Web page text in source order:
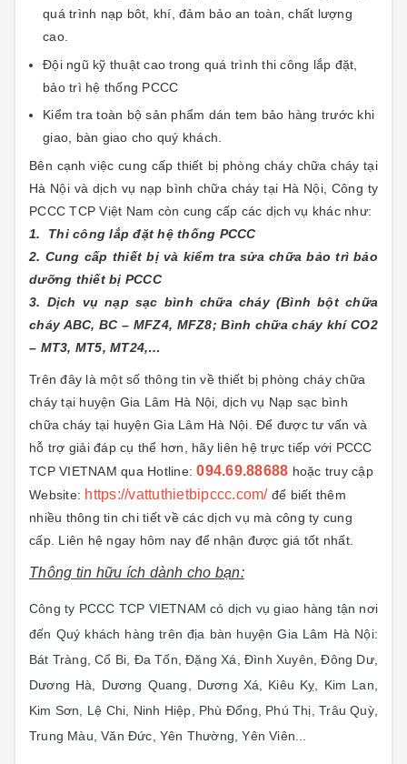
quá trình nạp bôt, khí, đảm bảo an toàn, chất lượng
cao.
Đội ngũ kỹ thuật cao trong quá trình thi công lắp đặt,
bảo trì hệ thống PCCC
Kiểm tra toàn bộ sản phẩm dán tem bảo hàng trước khi
giao, bàn giao cho quý khách.
Bên cạnh việc cung cấp thiết bị phòng cháy chữa cháy tại
Hà Nội và dịch vụ nạp bình chữa cháy tại Hà Nội, Công ty
PCCC TCP Việt Nam còn cung cấp các dịch vụ khác như:
1. Thi công lắp đặt hệ thống PCCC
2. Cung cấp thiết bị và kiểm tra sửa chữa bảo trì bảo
dưỡng thiết bị PCCC
3. Dịch vụ nạp sạc bình chữa cháy (Bình bột chữa
cháy ABC, BC – MFZ4, MFZ8; Bình chữa cháy khí CO2
– MT3, MT5, MT24,…
Trên đây là một số thông tin về thiết bị phòng cháy chữa
cháy tại huyện Gia Lâm Hà Nội, dịch vụ Nạp sạc bình
chữa cháy tại huyện Gia Lâm Hà Nội. Để được tư vấn và
hỗ trợ giải đáp cụ thể hơn, hãy liên hệ trực tiếp với PCCC
TCP VIETNAM qua Hotline:094.69.88688 hoặc truy cập
Website: https://vattuthietbipccc.com/ để biết thêm
nhiều thông tin chi tiết về các dịch vụ mà công ty cung
cấp. Liên hệ ngay hôm nay để nhận được giá tốt nhất.
Thông tin hữu ích dành cho bạn:
Công ty PCCC TCP VIETNAM có dịch vụ giao hàng tận nơi
đến Quý khách hàng trên địa bàn huyện Gia Lâm Hà Nội:
Bát Tràng, Cổ Bi, Đa Tốn, Đặng Xá, Đình Xuyên, Đông Dư,
Dương Hà, Dương Quang, Dương Xá, Kiêu Kỵ, Kim Lan,
Kim Sơn, Lệ Chi, Ninh Hiệp, Phù Đổng, Phú Thị, Trâu Quỳ,
Trung Màu, Văn Đức, Yên Thường, Yên Viên...